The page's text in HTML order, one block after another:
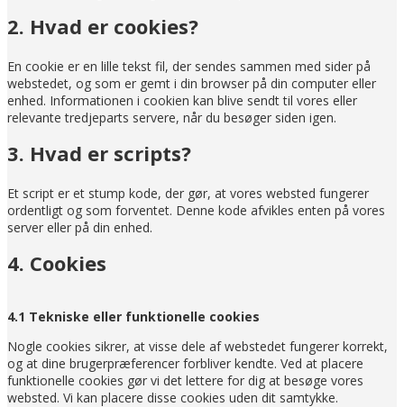
2. Hvad er cookies?
En cookie er en lille tekst fil, der sendes sammen med sider på
webstedet, og som er gemt i din browser på din computer eller
enhed. Informationen i cookien kan blive sendt til vores eller
relevante tredjeparts servere, når du besøger siden igen.
3. Hvad er scripts?
Et script er et stump kode, der gør, at vores websted fungerer
ordentligt og som forventet. Denne kode afvikles enten på vores
server eller på din enhed.
4. Cookies
4.1 Tekniske eller funktionelle cookies
Nogle cookies sikrer, at visse dele af webstedet fungerer korrekt,
og at dine brugerpræferencer forbliver kendte. Ved at placere
funktionelle cookies gør vi det lettere for dig at besøge vores
websted. Vi kan placere disse cookies uden dit samtykke.